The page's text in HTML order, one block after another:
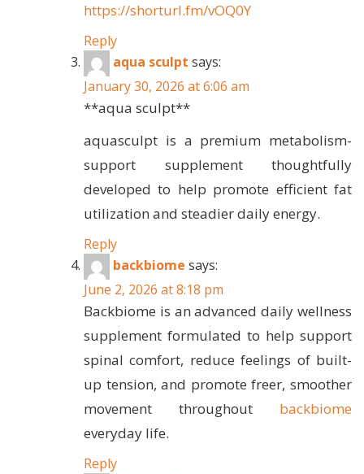
https://shorturl.fm/vOQ0Y
Reply
aqua sculpt says:
January 30, 2026 at 6:06 am
**aqua sculpt**
aquasculpt is a premium metabolism-
support supplement thoughtfully
developed to help promote efficient fat
utilization and steadier daily energy.
Reply
backbiome says:
June 2, 2026 at 8:18 pm
Backbiome is an advanced daily wellness
supplement formulated to help support
spinal comfort, reduce feelings of built-
up tension, and promote freer, smoother
movement throughout backbiome
everyday life.
Reply